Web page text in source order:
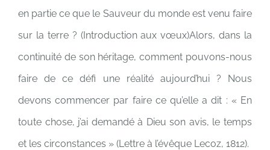
en partie ce que le Sauveur du monde est venu faire
sur la terre ? (Introduction aux vœux)Alors, dans la
continuité de son héritage, comment pouvons-nous
faire de ce défi une réalité aujourd’hui ? Nous
devons commencer par faire ce qu’elle a dit : « En
toute chose, j’ai demandé à Dieu son avis, le temps
et les circonstances » (Lettre à l’évêque Lecoz, 1812).